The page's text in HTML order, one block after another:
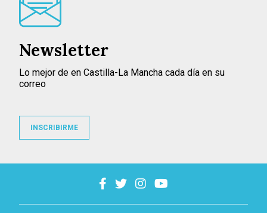
Newsletter
Lo mejor de en Castilla-La Mancha cada día en su
correo
INSCRIBIRME